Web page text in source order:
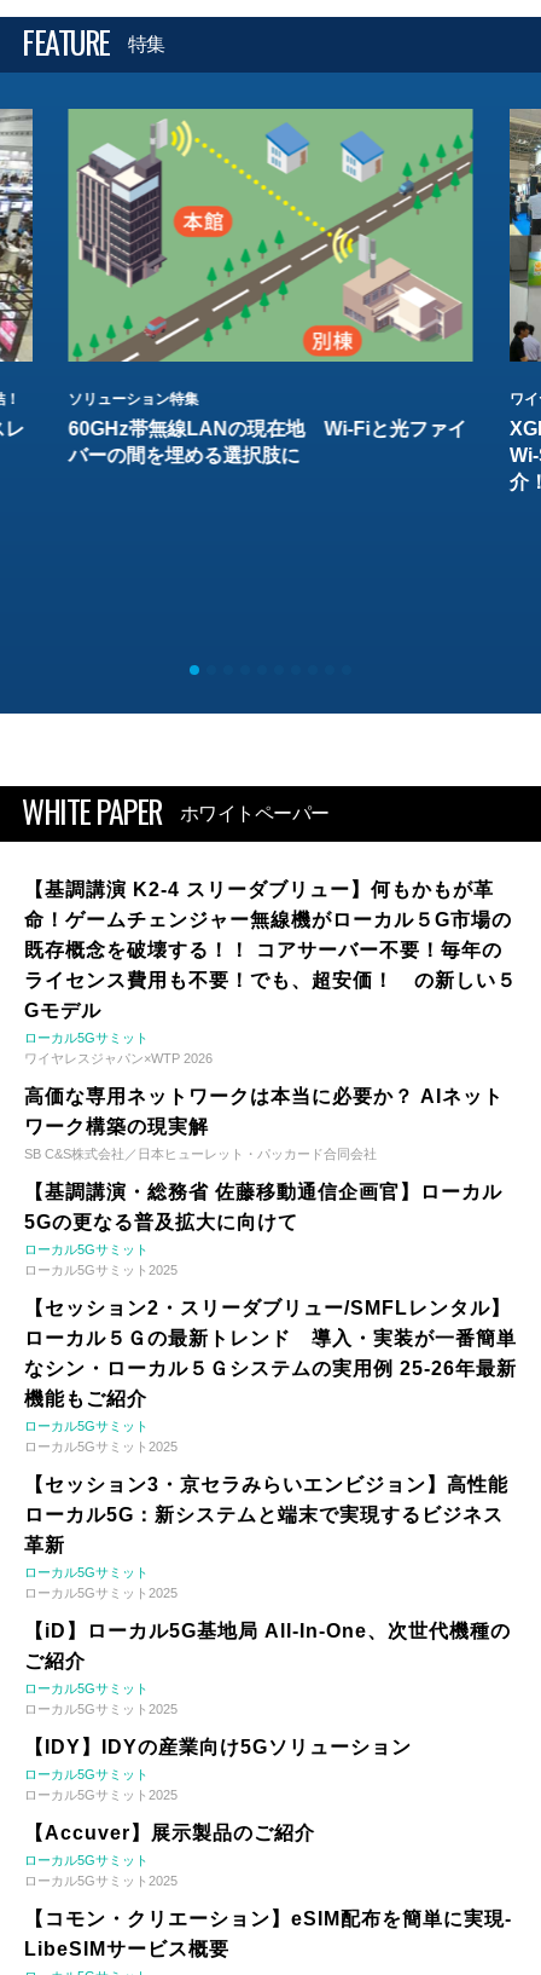
FEATURE 特集
レ
ソリューション特集
60GHz帯無線LANの現在地 Wi-Fiと光ファイ
バーの間を埋める選択肢に
ワ
介
WHITE PAPER ホワイトペーパー
【基調講演 K2-4 スリーダブリュー】何もかもが革
命！ゲームチェンジャー無線機がローカル５G市場の
既存概念を破壊する！！ コアサーバー不要！毎年の
ライセンス費用も不要！でも、超安価！ の新しい５
Gモデル
ローカル5Gサミット
ワイヤレスジャパン×WTP 2026
高価な専用ネットワークは本当に必要か？ AIネット
ワーク構築の現実解
SB C&S株式会社／日本ヒューレット・パッカード合同会社
【基調講演・総務省 佐藤移動通信企画官】ローカル
5Gの更なる普及拡大に向けて
ローカル5Gサミット
ローカル5Gサミット2025
【セッション2・スリーダブリュー/SMFLレンタル】
ローカル５Ｇの最新トレンド 導入・実装が一番簡単
なシン・ローカル５Ｇシステムの実用例 25-26年最新
機能もご紹介
ローカル5Gサミット
ローカル5Gサミット2025
【セッション3・京セラみらいエンビジョン】高性能
ローカル5G：新システムと端末で実現するビジネス
革新
ローカル5Gサミット
ローカル5Gサミット2025
【iD】ローカル5G基地局 All-In-One、次世代機種の
ご紹介
ローカル5Gサミット
ローカル5Gサミット2025
【IDY】IDYの産業向け5Gソリューション
ローカル5Gサミット
ローカル5Gサミット2025
【Accuver】展示製品のご紹介
ローカル5Gサミット
ローカル5Gサミット2025
【コモン・クリエーション】eSIM配布を簡単に実現-
LibeSIMサービス概要